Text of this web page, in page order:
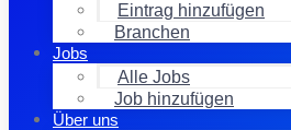
Eintrag hinzufügen
Branchen
Jobs
Alle Jobs
Job hinzufügen
Über uns